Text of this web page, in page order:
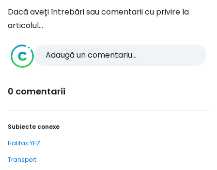
Dacă aveți întrebări sau comentarii cu privire la
articolul...
Adaugă un comentariu...
0 comentarii
Subiecte conexe
Halifax YHZ
Transport